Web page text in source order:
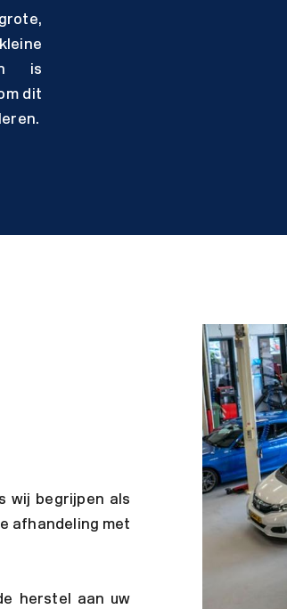
is
dit
wij begrijpen als
afhandeling met
herstel aan uw